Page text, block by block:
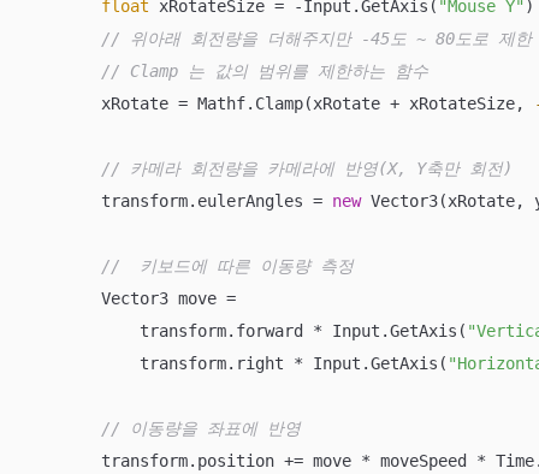
float xRotateSize = -Input.GetAxis( "Mouse Y" )
// 위아래 회전량을 더해주지만 -45도 ~ 80도로 제
// Clamp 는 값의 범위를 제한하는 함수
        xRotate = Mathf.Clamp(xRotate + xRotateSize,
// 카메라 회전량을 카메라에 반영(X, Y축만 회전)
        transform.eulerAngles =
new Vector3(xRotate,
//  키보드에 따른 이동량 측정
        Vector3 move =
            transform.forward * Input.GetAxis(
            transform.right * Input.GetAxis(
// 이동량을 좌표에 반영
transform.position += move * moveSpeed *